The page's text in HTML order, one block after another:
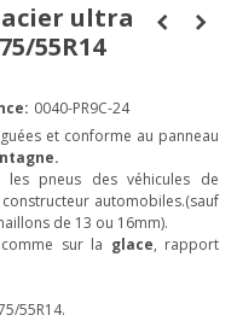
ultra
55R14
0040-PR9C-24
et conforme au panneau
les pneus des véhicules de
automobiles.(sauf
de 13 ou 16mm).
comme sur la glace, rapport
55R14.